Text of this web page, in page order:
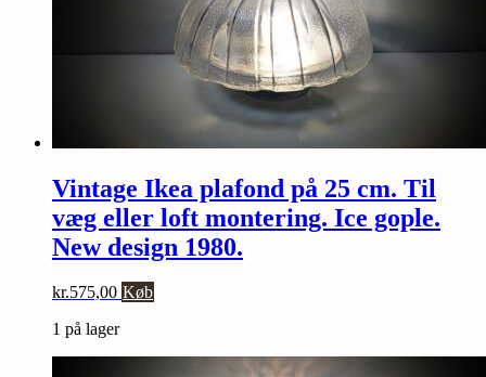
Vintage Ikea plafond på 25 cm. Til
væg eller loft montering. Ice gople.
New design 1980.
kr.575,00 Køb
1 på lager